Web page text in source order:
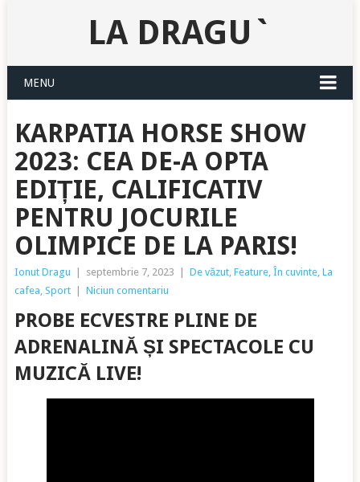
LA DRAGU`
MENU
KARPATIA HORSE SHOW
2023: CEA DE-A OPTA
EDIȚIE, CALIFICATIV
PENTRU JOCURILE
OLIMPICE DE LA PARIS!
Ionut Dragu septembrie 7, 2023 De văzut, Feature, În cuvinte, La
cafea, Sport Niciun comentariu
PROBE ECVESTRE PLINE DE
ADRENALINĂ ȘI SPECTACOLE CU
MUZICĂ LIVE!